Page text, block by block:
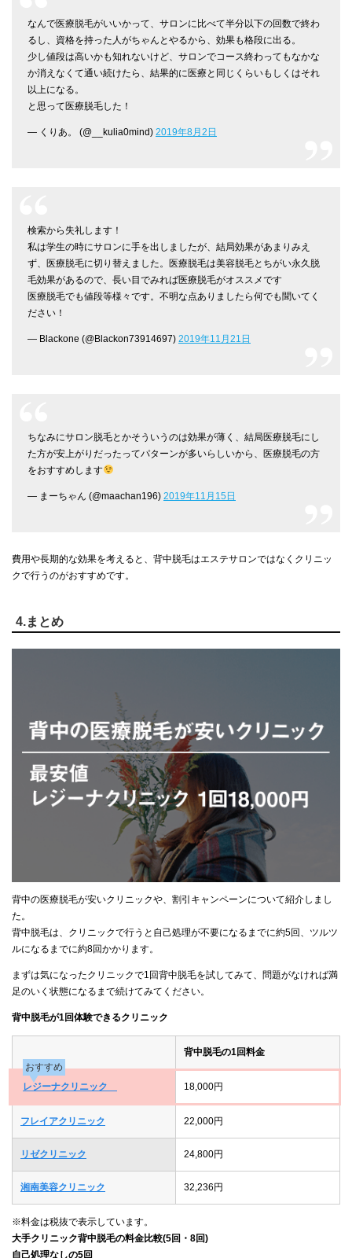
なんで医療脱毛がいいかって、サロンに比べて半分以下の回数で終わ
るし、資格を持った人がちゃんとやるから、効果も格段に出る。
少し値段は高いかも知れないけど、サロンでコース終わってもなかな
か消えなくて通い続けたら、結果的に医療と同じくらいもしくはそれ
以上になる。
と思って医療脱毛した！
— くりあ。 (@__kulia0mind) 2019年8月2日
検索から失礼します！
私は学生の時にサロンに手を出しましたが、結局効果があまりみえ
ず、医療脱毛に切り替えました。医療脱毛は美容脱毛とちがい永久脱
毛効果があるので、長い目でみれば医療脱毛がオススメです
医療脱毛でも値段等様々です。不明な点ありましたら何でも聞いてく
ださい！
— Blackone (@Blackon73914697) 2019年11月21日
ちなみにサロン脱毛とかそういうのは効果が薄く、結局医療脱毛にし
た方が安上がりだったってパターンが多いらしいから、医療脱毛の方
をおすすめします
— まーちゃん (@maachan196) 2019年11月15日
費用や長期的な効果を考えると、背中脱毛はエステサロンではなくクリニッ
クで行うのがおすすめです。
4.まとめ
背中の医療脱毛が安いクリニックや、割引キャンペーンについて紹介しまし
た。
背中脱毛は、クリニックで行うと自己処理が不要になるまでに約5回、ツルツ
ルになるまでに約8回かかります。
まずは気になったクリニックで1回背中脱毛を試してみて、問題がなければ満
足のいく状態になるまで続けてみてください。
背中脱毛が1回体験できるクリニック
背中脱毛の1回料金
おすすめ
レジーナクリニック
18,000円
フレイアクリニック 22,000円
リゼクリニック 24,800円
湘南美容クリニック 32,236円
※料金は税抜で表示しています。
大手クリニック背中脱毛の料金比較(5回・8回)
自己処理なしの5回